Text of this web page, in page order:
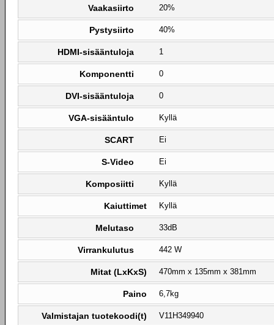
Vaakasiirto 20%
Pystysiirto 40%
HDMI-sisääntuloja 1
Komponentti 0
DVI-sisääntuloja 0
VGA-sisääntulo Kyllä
SCART Ei
S-Video Ei
Komposiitti Kyllä
Kaiuttimet Kyllä
Melutaso 33dB
Virrankulutus 442 W
Mitat (LxKxS) 470mm x 135mm x 381mm
Paino 6,7kg
Valmistajan tuotekoodi(t) V11H349940